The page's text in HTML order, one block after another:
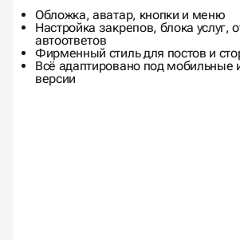
Оформление группы
Обложка, аватар, кнопки и меню
Настройка закрепов, блока услуг,
автоответов
Фирменный стиль для постов и
Всё адаптировано под мобильные и